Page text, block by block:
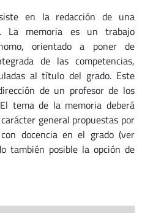
en la redacción de una
La memoria es un trabajo
orientado a poner de
de las competencias,
al título del grado. Este
de un profesor de los
tema de la memoria deberá
general propuestas por
docencia en el grado (ver
también posible la opción de